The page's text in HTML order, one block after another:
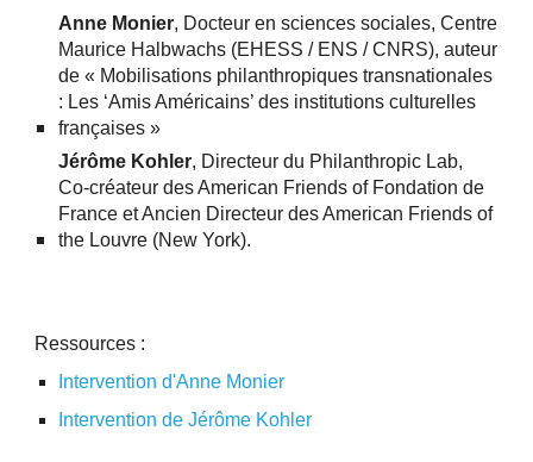
Anne Monier, Docteur en sciences sociales, Centre
Maurice Halbwachs (EHESS / ENS / CNRS), auteur
de « Mobilisations philanthropiques transnationales
: Les ‘Amis Américains’ des institutions culturelles
françaises »
Jérôme Kohler, Directeur du Philanthropic Lab,
Co-créateur des American Friends of Fondation de
France et Ancien Directeur des American Friends of
the Louvre (New York).
Ressources :
Intervention d'Anne Monier
Intervention de Jérôme Kohler